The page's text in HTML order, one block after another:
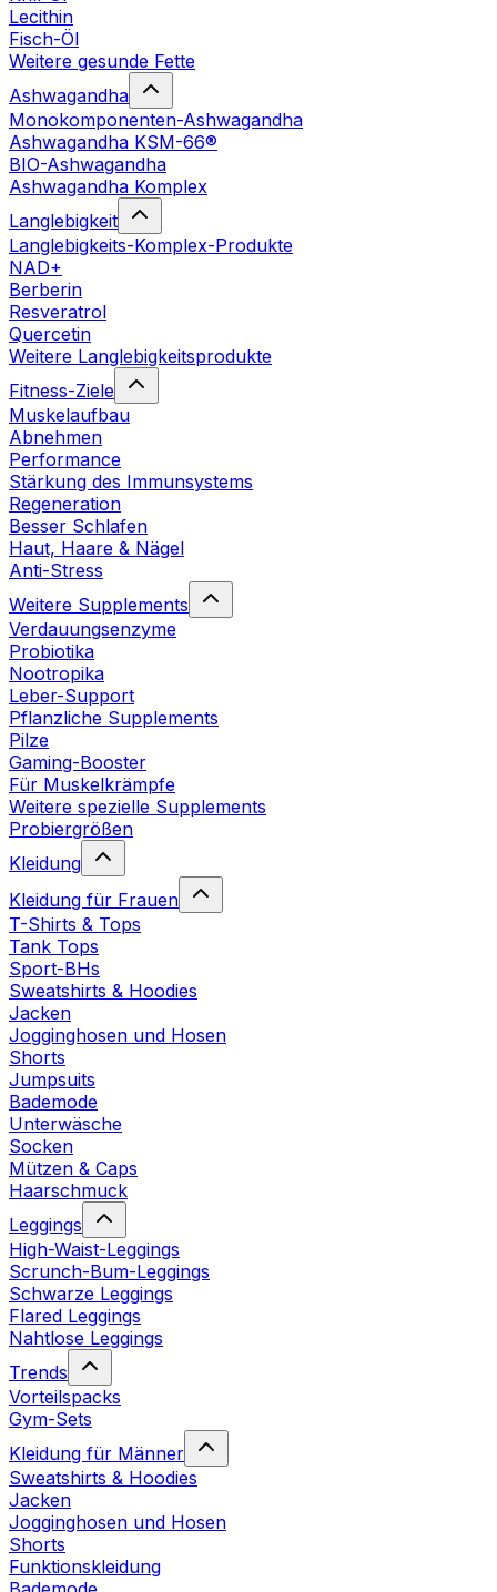
Lecithin
Fisch-Öl
Weitere gesunde Fette
Ashwagandha
Monokomponenten-Ashwagandha
Ashwagandha KSM-66®
BIO-Ashwagandha
Ashwagandha Komplex
Langlebigkeit
Langlebigkeits-Komplex-Produkte
NAD+
Berberin
Resveratrol
Quercetin
Weitere Langlebigkeitsprodukte
Fitness-Ziele
Muskelaufbau
Abnehmen
Performance
Stärkung des Immunsystems
Regeneration
Besser Schlafen
Haut, Haare & Nägel
Anti-Stress
Weitere Supplements
Verdauungsenzyme
Probiotika
Nootropika
Leber-Support
Pflanzliche Supplements
Pilze
Gaming-Booster
Für Muskelkrämpfe
Weitere spezielle Supplements
Probiergrößen
Kleidung
Kleidung für Frauen
T-Shirts & Tops
Tank Tops
Sport-BHs
Sweatshirts & Hoodies
Jacken
Jogginghosen und Hosen
Shorts
Jumpsuits
Bademode
Unterwäsche
Socken
Mützen & Caps
Haarschmuck
Leggings
High-Waist-Leggings
Scrunch-Bum-Leggings
Schwarze Leggings
Flared Leggings
Nahtlose Leggings
Trends
Vorteilspacks
Gym-Sets
Kleidung für Männer
Sweatshirts & Hoodies
Jacken
Jogginghosen und Hosen
Shorts
Funktionskleidung